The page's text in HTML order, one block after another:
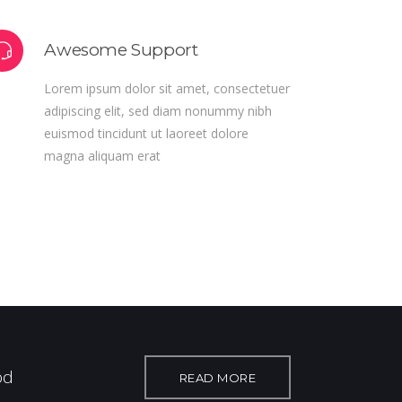
Awesome Support
Lorem ipsum dolor sit amet, consectetuer
adipiscing elit, sed diam nonummy nibh
euismod tincidunt ut laoreet dolore
magna aliquam erat
Oliver Nash
READ MORE